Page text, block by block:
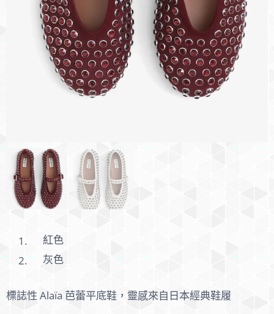
紅色
灰色
標誌性 Alaïa 芭蕾平底鞋，靈感來自日本經典鞋履